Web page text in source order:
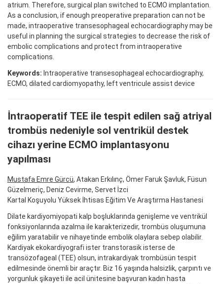
atrium. Therefore, surgical plan switched to ECMO implantation.
As a conclusion, if enough preoperative preparation can not be
made, intraoperative transesophageal echocardiography may be
useful in planning the surgical strategies to decrease the risk of
embolic complications and protect from intraoperative
complications.
Keywords: Intraoperative transesophageal echocardiography,
ECMO, dilated cardiomyopathy, left ventricule assist device
İntraoperatif TEE ile tespit edilen sağ atriyal
trombüs nedeniyle sol ventrikül destek
cihazı yerine ECMO implantasyonu
yapılması
Mustafa Emre Gürcü, Atakan Erkılınç, Ömer Faruk Şavluk, Füsun
Güzelmeriç, Deniz Cevirme, Servet İzci
Kartal Koşuyolu Yüksek İhtisas Eğitim Ve Araştırma Hastanesi
Dilate kardiyomiyopati kalp boşluklarında genişleme ve ventrikül
fonksiyonlarında azalma ile karakterizedir, trombüs oluşumuna
eğilim yaratabilir ve nihayetinde embolik olaylara sebep olabilir.
Kardiyak ekokardiyografi ister transtorasik isterse de
transözofageal (TEE) olsun, intrakardiyak trombüsün tespit
edilmesinde önemli bir araçtır. Biz 16 yaşında halsizlik, çarpıntı ve
yorgunluk şikayeti ile acil ünitesine başvuran kadın hasta